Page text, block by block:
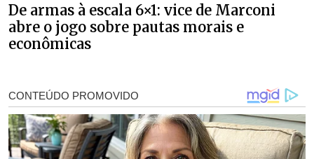
De armas à escala 6×1: vice de Marconi
abre o jogo sobre pautas morais e
econômicas